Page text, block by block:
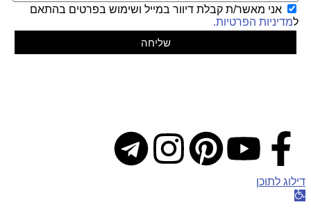
אני מאשר/ת קבלת דיוור במייל ושימוש בפרטים בהתאם
למדיניות הפרטיות.
שליחה
דילוג לתוכן
פתח